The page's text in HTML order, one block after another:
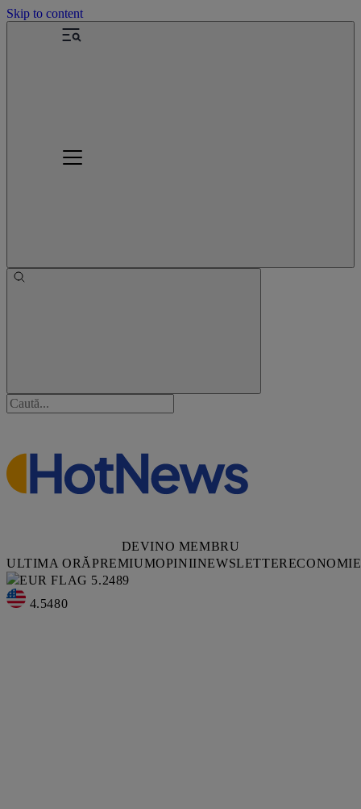
Skip to content
DEVINO MEMBRU
ULTIMA ORĂPREMIUMOPINIINEWSLETTERECONOMIE
5.2489
4.5480